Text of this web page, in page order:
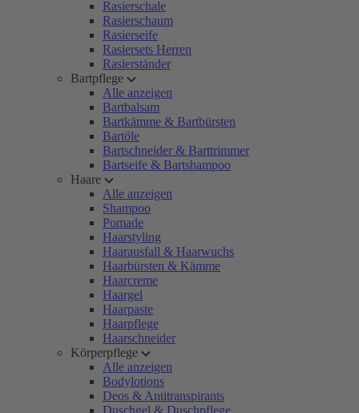
Rasierschale
Rasierschaum
Rasierseife
Rasiersets Herren
Rasierständer
Bartpflege
Alle anzeigen
Bartbalsam
Bartkämme & Bartbürsten
Bartöle
Bartschneider & Barttrimmer
Bartseife & Bartshampoo
Haare
Alle anzeigen
Shampoo
Pomade
Haarstyling
Haarausfall & Haarwuchs
Haarbürsten & Kämme
Haarcreme
Haargel
Haarpaste
Haarpflege
Haarschneider
Körperpflege
Alle anzeigen
Bodylotions
Deos & Antitranspirants
Duschgel & Duschpflege